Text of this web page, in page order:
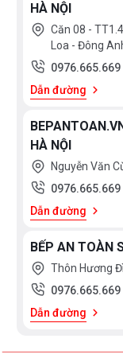
HÀ NỘI
Căn 08 -
Loa - Đông
0976.665.669
Dẫn đường
HÀ NỘI
Nguyễn Văn
0976.665.669
Dẫn đường
BẾP AN TOÀN
Thôn Hương
0976.665.669
Dẫn đường